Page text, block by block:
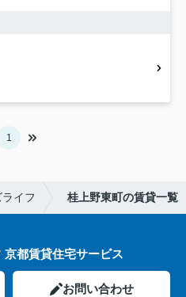
1
イフ 桂上野東町の賃貸一覧
都賃貸住宅サービス
お問い合わせ